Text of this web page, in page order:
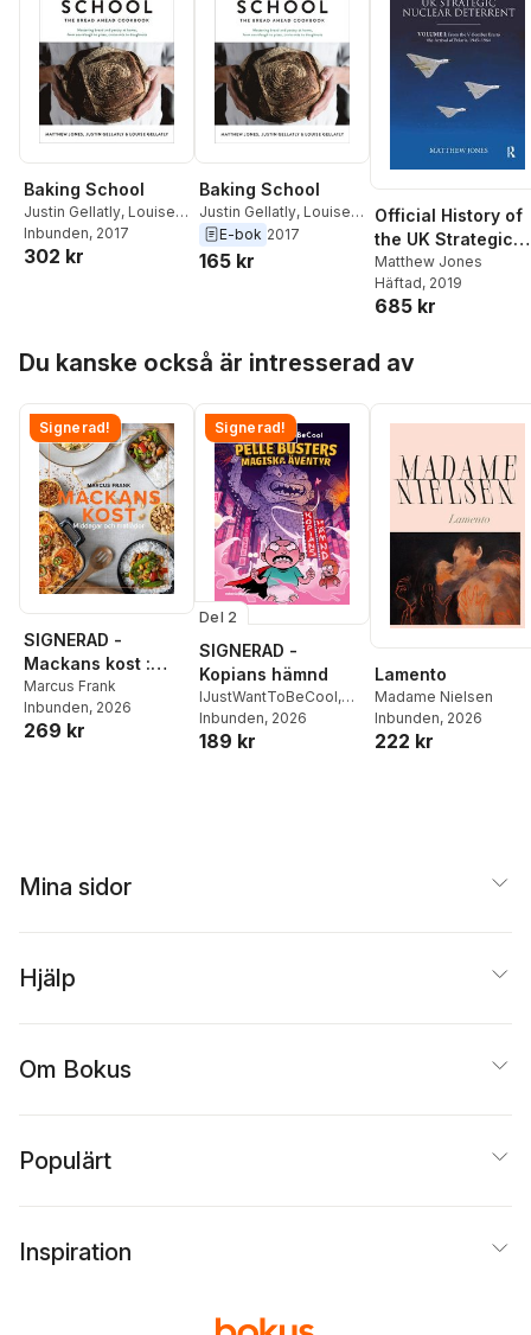
Baking School
Justin Gellatly, Louise
Gellatly,Matthew
Jones
Inbunden, 2017
302 kr
Baking School
Justin Gellatly, Louise
Gellatly,Matthew
Jones
E-bok 2017
165 kr
Official History of
the UK Strategic
Nuclear Deterrent
Matthew Jones
Häftad, 2019
685 kr
Du kanske också är intresserad av
Signerad!
SIGNERAD -
Mackans kost :
Middagar och
matlådor
Marcus Frank
Inbunden, 2026
269 kr
Signerad!
Del 2
SIGNERAD -
Kopians hämnd
IJustWantToBeCool,
Joel Adolphson
Ejdemo Beer
Inbunden, 2026
189 kr
Lamento
Madame Nielsen
Inbunden, 2026
222 kr
Mina sidor
Hjälp
Om Bokus
Populärt
Inspiration